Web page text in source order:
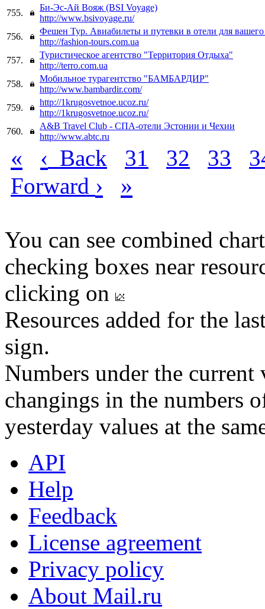
755.
Би-Эс-Ай Вояж (BSI Voyage)
http://www.bsivoyage.ru/
756.
Фешен Тур. Авиабилеты и путевки в отели для
http://fashion-tours.com.ua
757.
Туристическое агентство "Территория Отдыха"
http://terro.com.ua
758.
Мобильное турагентство "БАМБАРДИР"
http://www.bambardir.com/
759.
http://1krugosvetnoe.ucoz.ru/
http://1krugosvetnoe.ucoz.ru/
760.
A&B Travel Club - СПА-отели Эстонии и Чехии
http://www.abtc.ru
« ‹ Back 31 32 33
Forward › »
You can see combined
checking boxes near
clicking on
Resources added for the
sign.
Numbers under the
changings in the numbers
yesterday values at the
API
Help
Feedback
License agreement
Privacy policy
About Mail.ru